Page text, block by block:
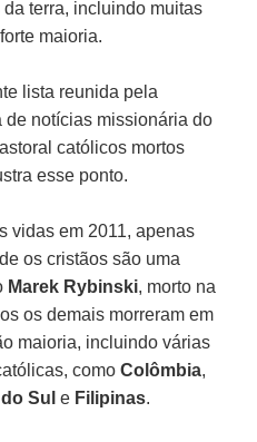
terra, incluindo muitas
maioria.
lista reunida pela
de notícias missionária do
católicos mortos
esse ponto.
vidas em 2011, apenas
os cristãos são uma
Marek Rybinski, morto na
os demais morreram em
maioria, incluindo várias
comoColômbia,
do Sule Filipinas.